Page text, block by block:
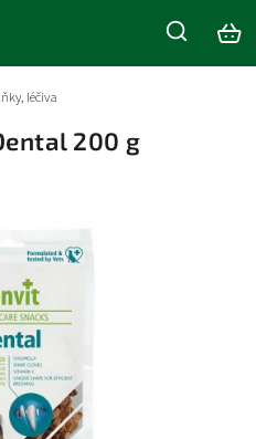
léčiva
200 g